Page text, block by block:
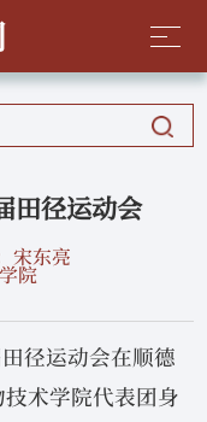
田径运动会
宋东亮
院
径运动会在顺德
术学院代表团身